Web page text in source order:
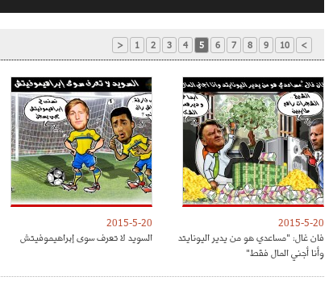
< 1 2 3 4 5 6 7 8 9 10 >
2015-5-20
فان غال: "مساعدي هو من يدير اليونايتد
وأنا أجني المال فقط"
2015-5-20
السويد لا تعرف سوى إبراهيموفيتش